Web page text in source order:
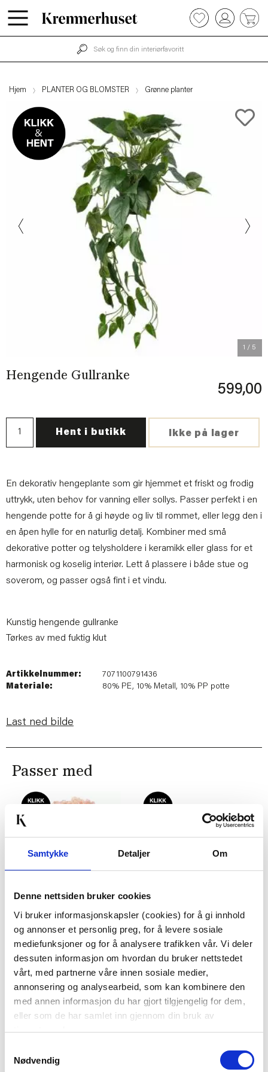
Samtykke Detaljer Om
Denne nettsiden bruker cookies
Vi bruker informasjonskapsler (cookies) for å gi innhold
og annonser et personlig preg, for å levere sosiale
mediefunksjoner og for å analysere trafikken vår. Vi deler
dessuten informasjon om hvordan du bruker nettstedet
vårt, med partnerne våre innen sosiale medier,
annonsering og analysearbeid, som kan kombinere den
med annen informasjon du har gjort tilgjengelig for dem,
eller som de har samlet inn gjennom din bruk av
tjenestene deres.
Nødvendig
Hopp
til
0
Hjem PLANTER OG BLOMSTER Grønne planter
1 / 5
Hengende Gullranke
599,00
Ikke på lager
Hent i butikk
En dekorativ hengeplante som gir hjemmet et friskt og frodig
uttrykk, uten behov for vanning eller sollys. Passer perfekt i en
hengende potte for å gi høyde og liv til rommet, eller legg den i
en åpen hylle for en naturlig detalj. Kombiner med små
dekorative potter og telysholdere i keramikk eller glass for et
harmonisk og koselig interiør. Lett å plassere i både stue og
soverom, og passer også fint i et vindu.
Kunstig hengende gullranke
Tørkes av med fuktig klut
Artikkelnummer:
7071100791436
Materiale:
80% PE, 10% Metall, 10% PP potte
Last ned bilde
Passer med
BUKETT 39CM 5-PK
99,50
Før
124,50
50%